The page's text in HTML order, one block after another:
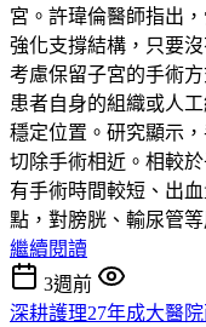
宮。許瑋倫醫師指出
強化支撐結構，只要
考慮保留子宮的手術
患者自身的組織或人
穩定位置。研究顯示
切除手術相近。相較
有手術時間較短、出
點，對膀胱、輸尿管
繼續閱讀
3週前
深耕護理27年成大醫